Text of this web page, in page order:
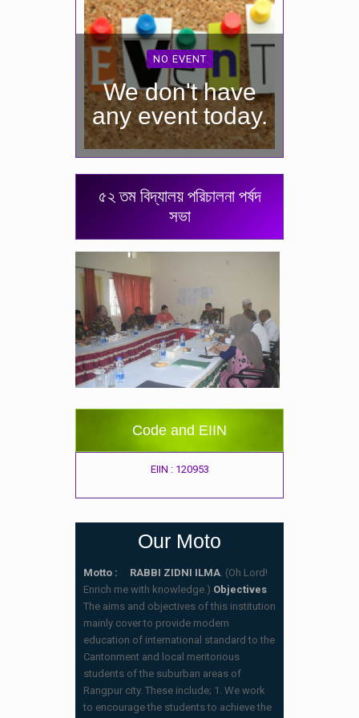
NO EVENT
We don't have
any event today.
৫২ তম বিদ্যালয় পরিচালনা পর্ষদ
সভা
Code and EIIN
EIIN : 120953
Our Moto
Motto : RABBI ZIDNI ILMA . (Oh Lord!
Enrich me with knowledge.) Objectives
The aims and objectives of this institution
mainly cover to provide modern
education of international standard to the
Cantonment and local meritorious
students of the suburban areas of
Rangpur city. These include; 1. We work
to encourage the students to achieve the